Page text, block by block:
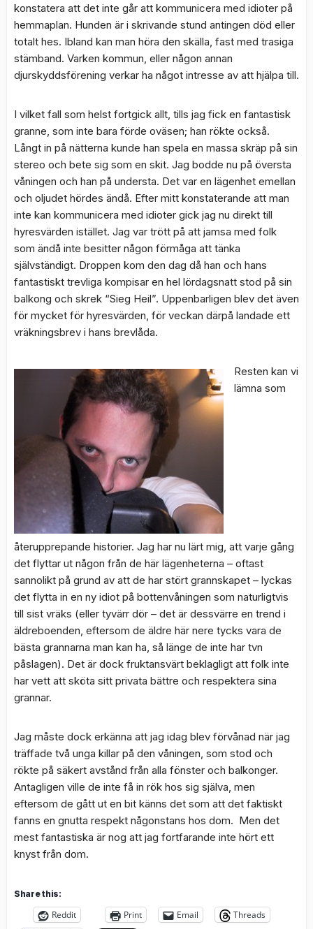
konstatera att det inte går att kommunicera med idioter på
hemmaplan. Hunden är i skrivande stund antingen död eller
totalt hes. Ibland kan man höra den skälla, fast med trasiga
stämband. Varken kommun, eller någon annan
djurskyddsförening verkar ha något intresse av att hjälpa till.
I vilket fall som helst fortgick allt, tills jag fick en fantastisk
granne, som inte bara förde oväsen; han rökte också.
Långt in på nätterna kunde han spela en massa skräp på sin
stereo och bete sig som en skit. Jag bodde nu på översta
våningen och han på understa. Det var en lägenhet emellan
och oljudet hördes ändå. Efter mitt konstaterande att man
inte kan kommunicera med idioter gick jag nu direkt till
hyresvärden istället. Jag var trött på att jamsa med folk
som ändå inte besitter någon förmåga att tänka
självständigt. Droppen kom den dag då han och hans
fantastiskt trevliga kompisar en hel lördagsnatt stod på sin
balkong och skrek “Sieg Heil”. Uppenbarligen blev det även
för mycket för hyresvärden, för veckan därpå landade ett
vräkningsbrev i hans brevlåda.
Resten kan vi
lämna som
återupprepande historier. Jag har nu lärt mig, att varje gång
det flyttar ut någon från de här lägenheterna – oftast
sannolikt på grund av att de har stört grannskapet – lyckas
det flytta in en ny idiot på bottenvåningen som naturligtvis
till sist vräks (eller tyvärr dör – det är dessvärre en trend i
äldreboenden, eftersom de äldre här nere tycks vara de
bästa grannarna man kan ha, så länge de inte har tvn
påslagen). Det är dock fruktansvärt beklagligt att folk inte
har vett att sköta sitt privata bättre och respektera sina
grannar.
Jag måste dock erkänna att jag idag blev förvånad när jag
träffade två unga killar på den våningen, som stod och
rökte på säkert avstånd från alla fönster och balkonger.
Antagligen ville de inte få in rök hos sig själva, men
eftersom de gått ut en bit känns det som att det faktiskt
fanns en gnutta respekt någonstans hos dom. Men det
mest fantastiska är nog att jag fortfarande inte hört ett
knyst från dom.
Share this:
Reddit Print Email
Threads